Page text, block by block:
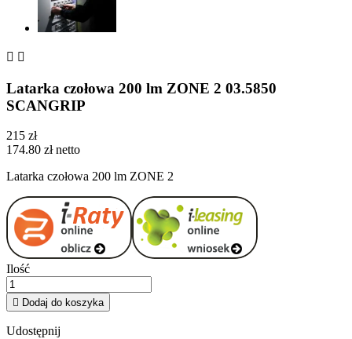
 
Latarka czołowa 200 lm ZONE 2 03.5850
SCANGRIP
215 zł
174.80 zł netto
Latarka czołowa 200 lm ZONE 2
Ilość
 Dodaj do koszyka
Udostępnij